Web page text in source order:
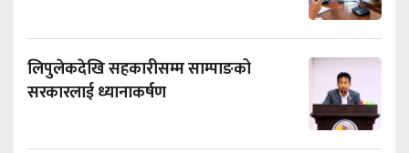
लिपुलेकदेखि सहकारीसम्म साम्पाङको
सरकारलाई ध्यानाकर्षण